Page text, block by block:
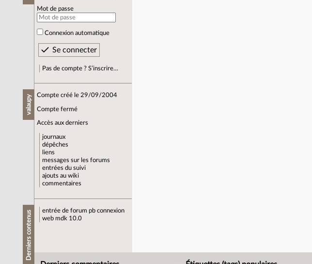
Mot de passe
Connexion automatique
Pas de compte ? S’inscrire…
valaupy Compte créé le 29/09/2004
Compte fermé
Accès aux derniers
journaux
dépêches
liens
messages sur les forums
entrées du suivi
ajouts au wiki
commentaires
Derniers contenus entrée de forum pb connexion
web mdk 10.0